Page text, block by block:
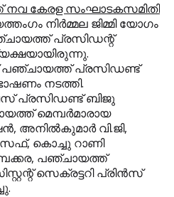
നവ കേരള സംഘാടകസമിതി
നിര്‍മ്മല ജിമ്മി യോഗം
പ്രസിഡന്റ്
പ്രസിഡണ്ട്
നടത്തി.
പ്രസിഡണ്ട് ബിജു
മെമ്പര്‍മാരായ
അനില്‍കുമാര്‍ വി.ജി,
കൊച്ചു റാണി
പഞ്ചായത്ത്
സെക്രട്ടറി പ്രിന്‍സ്